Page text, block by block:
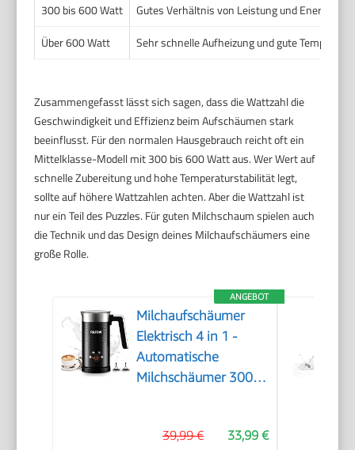
300 bis 600 Watt
Gutes Verhältnis von Leistung und
Über 600 Watt
Sehr schnelle Aufheizung und gute
Zusammengefasst lässt sich sagen, dass die Wattzahl die
Geschwindigkeit und Effizienz beim Aufschäumen stark
beeinflusst. Für den normalen Hausgebrauch reicht oft ein
Mittelklasse-Modell mit 300 bis 600 Watt aus. Wer Wert auf
schnelle Zubereitung und hohe Temperaturstabilität legt,
sollte auf höhere Wattzahlen achten. Aber die Wattzahl ist
nur ein Teil des Puzzles. Für guten Milchschaum spielen auch
die Technik und das Design deines Milchaufschäumers eine
große Rolle.
ANGEBOT
Milchaufschäumer
Elektrisch 4 in 1 -
Automatische
Milchschäumer 300ml
Milch Dampfer
33,99 €
39,99 €